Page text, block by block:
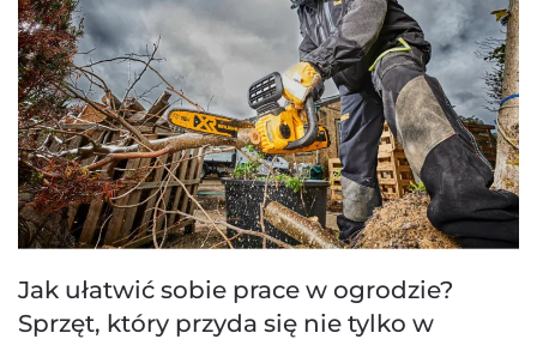
Jak ułatwić sobie prace w ogrodzie?
Sprzęt, który przyda się nie tylko w